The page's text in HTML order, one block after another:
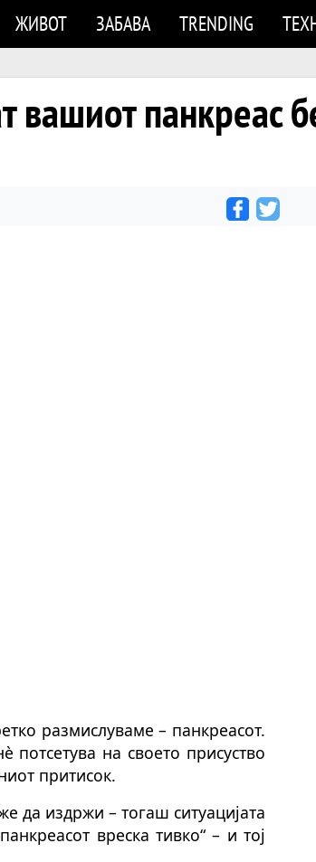
ЖИВОТ ЗАБАВА TRENDING
вашиот панкреас
размислуваме – панкреасот.
на своето присуство
притисок.
да издржи – тогаш ситуацијата
вреска тивко“ – и тој